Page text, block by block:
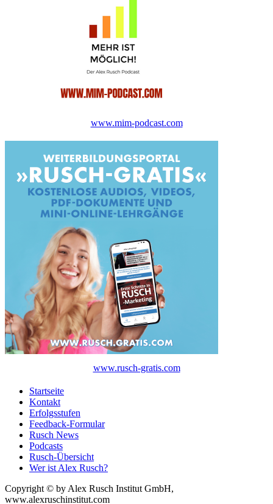
www.mim-podcast.com
www.rusch-gratis.com
Startseite
Kontakt
Erfolgsstufen
Feedback-Formular
Rusch News
Podcasts
Rusch-Übersicht
Wer ist Alex Rusch?
Copyright © by Alex Rusch Institut GmbH,
www.alexruschinstitut.com